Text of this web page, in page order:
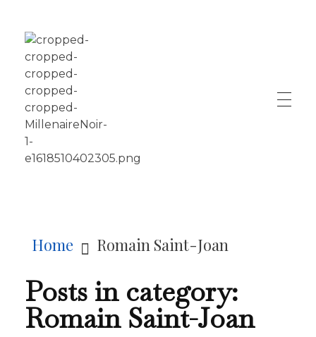
Home Romain Saint-Joan
Posts in category:
Romain Saint-Joan